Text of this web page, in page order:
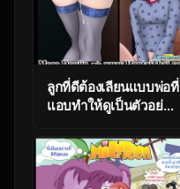
ลูกที่ดีต้องเลียนแบบพ่อที่
แอบทำให้ดูเป็นตัวอย่าง